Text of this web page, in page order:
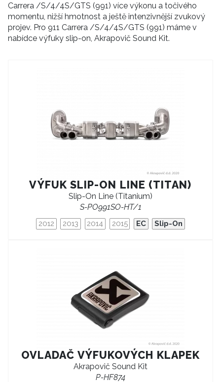
Carrera /S/4/4S/GTS (991) více výkonu a točivého
momentu, nižší hmotnost a ještě intenzivnější zvukový
projev. Pro 911 Carrera /S/4/4S/GTS (991) máme v
nabídce výfuky slip-on, Akrapovič Sound Kit.
VÝFUK SLIP-ON LINE (TITAN)
Slip-On Line (Titanium)
S-PO991SO-HT/1
2012 2013 2014 2015 EC Slip-On
OVLADAČ VÝFUKOVÝCH KLAPEK
Akrapovič Sound Kit
P-HF874